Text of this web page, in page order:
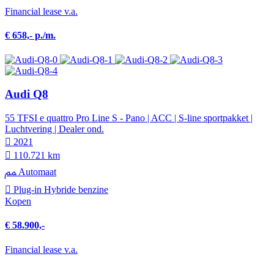
Financial lease v.a.
€ 658,- p./m.
Audi Q8
55 TFSI e quattro Pro Line S - Pano | ACC | S-line sportpakket |
Luchtvering | Dealer ond.
2021
110.721 km
Automaat
Plug-in Hybride benzine
Kopen
€ 58.900,-
Financial lease v.a.